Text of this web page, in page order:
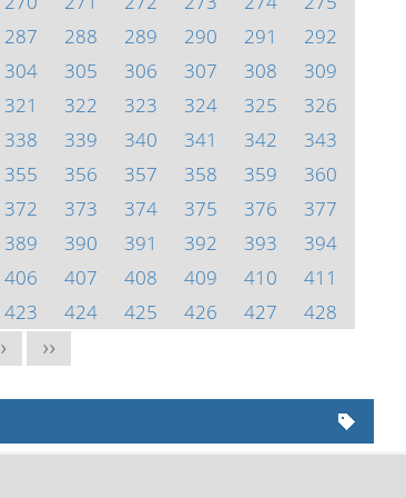
287 288 289 290 291
292
304 305 306 307 308
309
321 322 323 324 325
326
338 339 340 341 342
343
355 356 357 358 359
360
372 373 374 375 376
377
389 390 391 392 393
394
406 407 408 409 410
411
423 424 425 426 427
428
> >>